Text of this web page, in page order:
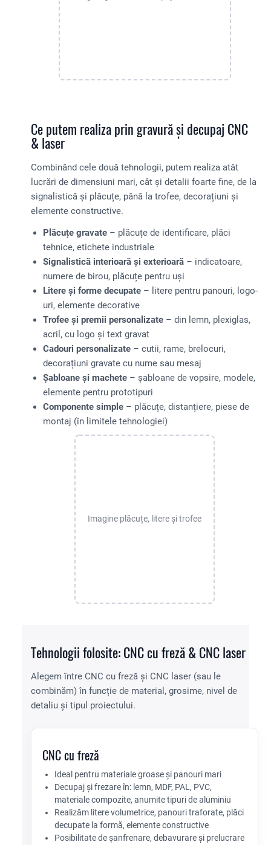
Ce putem realiza prin gravură și decupaj CNC
& laser
Combinând cele două tehnologii, putem realiza atât
lucrări de dimensiuni mari, cât și detalii foarte fine, de la
signalistică și plăcuțe, până la trofee, decorațiuni și
elemente constructive.
Plăcuțe gravate – plăcuțe de identificare, plăci
tehnice, etichete industriale
Signalistică interioară și exterioară – indicatoare,
numere de birou, plăcuțe pentru uși
Litere și forme decupate – litere pentru panouri, logo-
uri, elemente decorative
Trofee și premii personalizate – din lemn, plexiglas,
acril, cu logo și text gravat
Cadouri personalizate – cutii, rame, brelocuri,
decorațiuni gravate cu nume sau mesaj
Șabloane și machete – șabloane de vopsire, modele,
elemente pentru prototipuri
Componente simple – plăcuțe, distanțiere, piese de
montaj (în limitele tehnologiei)
Imagine plăcuțe, litere și trofee
Tehnologii folosite: CNC cu freză & CNC laser
Alegem între CNC cu freză și CNC laser (sau le
combinăm) în funcție de material, grosime, nivel de
detaliu și tipul proiectului.
CNC cu freză
Ideal pentru materiale groase și panouri mari
Decupaj și frezare în: lemn, MDF, PAL, PVC,
materiale compozite, anumite tipuri de aluminiu
Realizăm litere volumetrice, panouri traforate, plăci
decupate la formă, elemente constructive
Posibilitate de șanfrenare, debavurare și prelucrare